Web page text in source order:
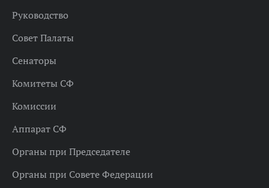
Руководство
Совет Палаты
Сенаторы
Комитеты СФ
Комиссии
Аппарат СФ
Органы при Председателе
Органы при Совете Федерации